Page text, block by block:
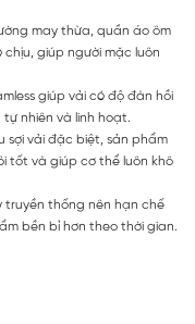
may thừa, quần áo ôm
giúp người mặc luôn
giúp vải có độ đàn hồi
nhiên và linh hoạt.
sợi vải đặc biệt, sản phẩm
tốt và giúp cơ thể luôn khô
truyền thống nên hạn chế
bền bỉ hơn theo thời gian.